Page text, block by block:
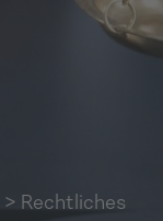
> Rechtliches